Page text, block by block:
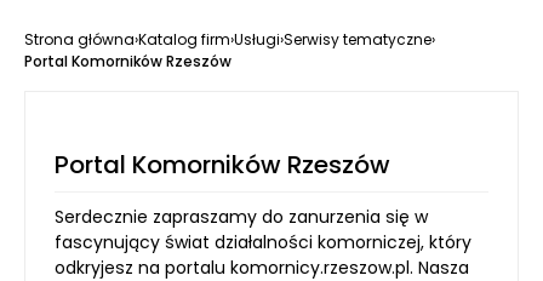
Strona główna›Katalog firm›Usługi›Serwisy tematyczne›
Portal Komorników Rzeszów
Portal Komorników Rzeszów
Serdecznie zapraszamy do zanurzenia się w
fascynujący świat działalności komorniczej, który
odkryjesz na portalu komornicy.rzeszow.pl. Nasza